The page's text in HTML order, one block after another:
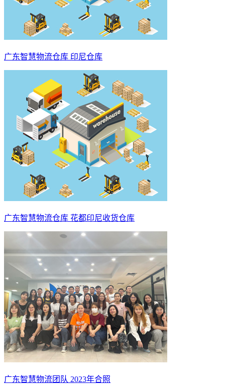
广东智慧物流仓库 印尼仓库
广东智慧物流仓库 花都印尼收货仓库
广东智慧物流团队 2023年合照